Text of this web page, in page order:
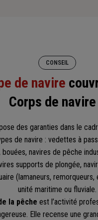
CONSEIL
de navire
Corps de navire
des garanties dans le
de navire : vedettes à
bouées, navires de pêche
supports de plongée,
(lamaneurs,
unité maritime ou fluviale.
la pêche est l’activité
Elle recense une